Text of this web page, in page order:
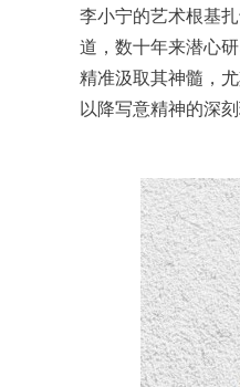
李小宁的艺术根基
道，数十年来潜心
精准汲取其神髓，
以降写意精神的深刻